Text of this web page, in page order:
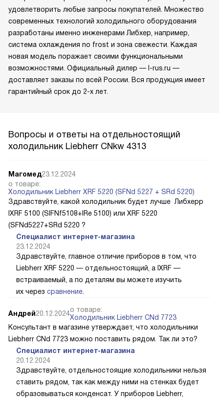
удовлетворить любые запросы покупателей. Множество
современных технологий холодильного оборудования
разработаны именно инженерами Либхер, например,
система охлаждения no frost и зона свежести. Каждая
новая модель поражает своими функциональными
возможностями. Официальный дилер — l-rus.ru —
доставляет заказы по всей России. Вся продукция имеет
гарантийный срок до 2-х лет.
Вопросы и ответы на отдельностоящий
холодильник Liebherr CNkw 4313
Магомед23.12.2024
о товаре:
Холодильник Liebherr XRF 5220 (SFNd 5227 + SRd 5220)
Здравствуйте, какой холодильник будет лучше Либхерр
IXRF 5100 (SIFNf5108+IRe 5100) или XRF 5220
(SFNd5227+SRd 5220 ?
Специалист интернет-магазина
23.12.2024
Здравствуйте, главное отличие приборов в том, что
Liebherr XRF 5220 — отдельностоящий, а IXRF —
встраиваемый, а по деталям вы можете изучить
их через сравнение
Андрей20.12.2024о товаре:
Холодильник Liebherr CNd 7723
Консультант в магазине утверждает, что холодильники
Liebherr CNd 7723 можно поставить рядом. Так ли это?
Специалист интернет-магазина
20.12.2024
Здравствуйте, отдельностоящие холодильники нельзя
ставить рядом, так как между ними на стенках будет
образовываться конденсат. У приборов Liebherr,